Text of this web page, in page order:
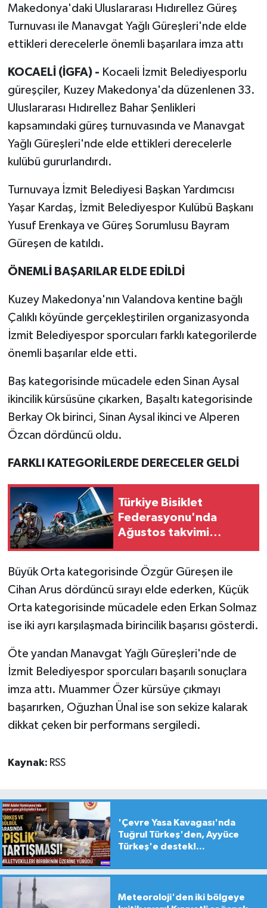
Makedonya'daki Uluslararası Hıdırellez Güreş
Turnuvası ile Manavgat Yağlı Güreşleri'nde elde
ettikleri derecelerle önemli başarılara imza attı
KOCAELİ (İGFA) - Kocaeli İzmit Belediyesporlu
güreşçiler, Kuzey Makedonya'da düzenlenen 33.
Uluslararası Hıdırellez Bahar Şenlikleri
kapsamındaki güreş turnuvasında ve Manavgat
Yağlı Güreşleri'nde elde ettikleri derecelerle
kulübü gururlandırdı.
Turnuvaya İzmit Belediyesi Başkan Yardımcısı
Yaşar Kardaş, İzmit Belediyespor Kulübü Başkanı
Yusuf Erenkaya ve Güreş Sorumlusu Bayram
Güreşen de katıldı.
ÖNEMLİ BAŞARILAR ELDE EDİLDİ
Kuzey Makedonya'nın Valandova kentine bağlı
Çalıklı köyünde gerçekleştirilen organizasyonda
İzmit Belediyespor sporcuları farklı kategorilerde
önemli başarılar elde etti.
Baş kategorisinde mücadele eden Sinan Aysal
ikincilik kürsüsüne çıkarken, Başaltı kategorisinde
Berkay Ok birinci, Sinan Aysal ikinci ve Alperen
Özcan dördüncü oldu.
FARKLI KATEGORİLERDE DERECELER GELDİ
Türkiye Bisiklet
Federasyonu'nda
Ağustos takvimi
Büyük Orta kategorisinde Özgür Güreşen ile
Cihan Arus dördüncü sırayı elde ederken, Küçük
Orta kategorisinde mücadele eden Erkan Solmaz
ise iki ayrı karşılaşmada birincilik başarısı gösterdi.
Öte yandan Manavgat Yağlı Güreşleri'nde de
İzmit Belediyespor sporcuları başarılı sonuçlara
imza attı. Muammer Özer kürsüye çıkmayı
başarırken, Oğuzhan Ünal ise son sekize kalarak
dikkat çeken bir performans sergiledi.
Kaynak: RSS
'Çevre Yasa Kavagası'nda
Tuğrul Türkeş'den, Ayyüce
Türkeş'e destek!...
Meteoroloji'den iki bölgeye